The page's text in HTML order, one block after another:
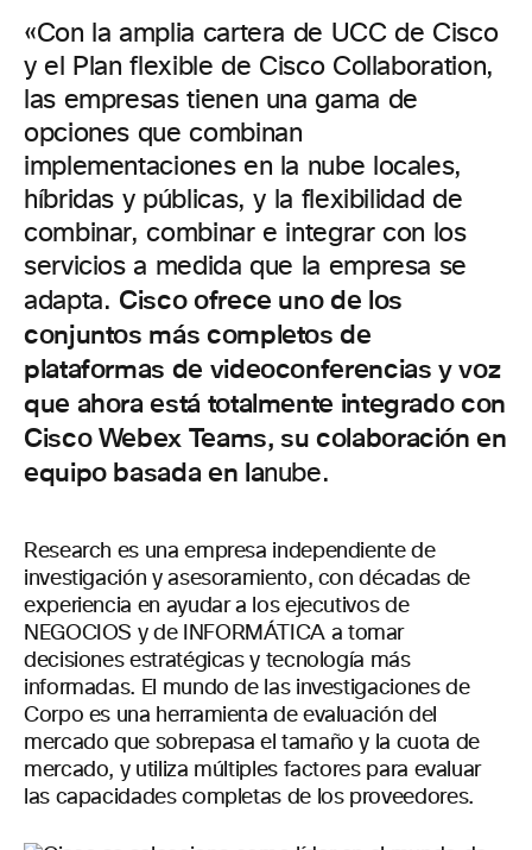
«Con la amplia cartera de UCC de Cisco
y el Plan flexible de Cisco Collaboration,
las empresas tienen una gama de
opciones que combinan
implementaciones en la nube locales,
híbridas y públicas, y la flexibilidad de
combinar, combinar e integrar con los
servicios a medida que la empresa se
adapta. Cisco ofrece uno de los
conjuntos más completos de
plataformas de videoconferencias y voz
que ahora está totalmente integrado con
Cisco Webex Teams, su colaboración en
equipo basada en lanube.
Research es una empresa independiente de
investigación y asesoramiento, con décadas de
experiencia en ayudar a los ejecutivos de
NEGOCIOS y de INFORMÁTICA a tomar
decisiones estratégicas y tecnología más
informadas. El mundo de las investigaciones de
Corpo es una herramienta de evaluación del
mercado que sobrepasa el tamaño y la cuota de
mercado, y utiliza múltiples factores para evaluar
las capacidades completas de los proveedores.